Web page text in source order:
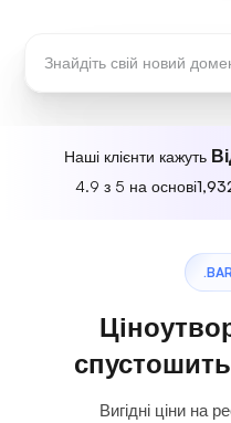
Наші клієнти кажуть
4.9 з 5 на основі
Вигідні ціни на